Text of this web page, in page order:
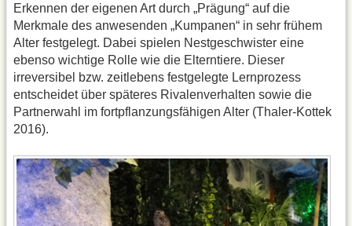
Erkennen der eigenen Art durch „Prägung“ auf die
Merkmale des anwesenden „Kumpanen“ in sehr frühem
Alter festgelegt. Dabei spielen Nestgeschwister eine
ebenso wichtige Rolle wie die Elterntiere. Dieser
irreversibel bzw. zeitlebens festgelegte Lernprozess
entscheidet über späteres Rivalenverhalten sowie die
Partnerwahl im fortpflanzungsfähigen Alter (Thaler-Kottek
2016).